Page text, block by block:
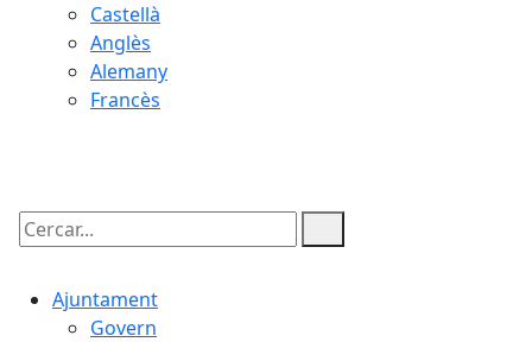
Castellà
Anglès
Alemany
Francès
Cercar:
Ajuntament
Govern